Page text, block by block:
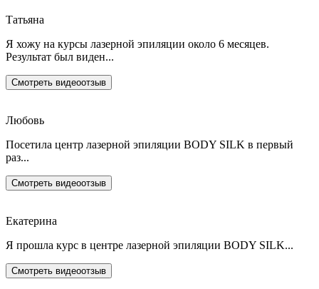
Татьяна
Я хожу на курсы лазерной эпиляции около 6 месяцев.
Результат был виден...
Смотреть видеоотзыв
Любовь
Посетила центр лазерной эпиляции BODY SILK в первый
раз...
Смотреть видеоотзыв
Екатерина
Я прошла курс в центре лазерной эпиляции BODY SILK...
Смотреть видеоотзыв